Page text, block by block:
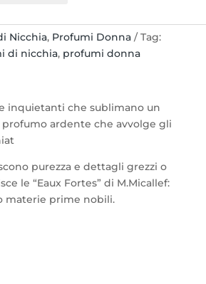
Nicchia, Profumi Donna
Tag:
di nicchia, profumi donna
inquietanti che sublimano un
ardente che avvolge gli
purezza e dettagli grezzi o
le “Eaux Fortes” di M.Micallef:
materie prime nobili.